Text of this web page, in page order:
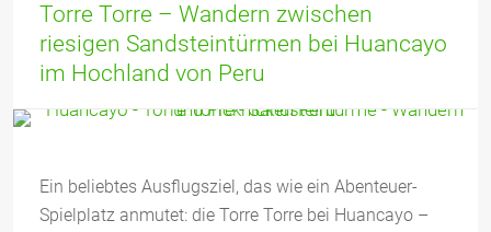
Torre Torre – Wandern zwischen
riesigen Sandsteintürmen bei Huancayo
im Hochland von Peru
Ein beliebtes Ausflugsziel, das wie ein Abenteuer-
Spielplatz anmutet: die Torre Torre bei Huancayo –